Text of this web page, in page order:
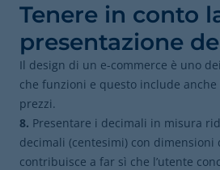
Tenere in conto
presentazione
Il design di un e-commerce è uno
che funzioni e questo include
prezzi.
8. Presentare i decimali in misura
decimali (centesimi) con
contribuisce a far sì che l’utente